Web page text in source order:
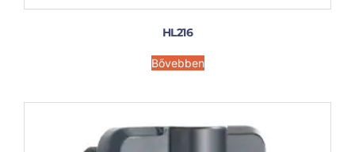
HL216
Bővebben